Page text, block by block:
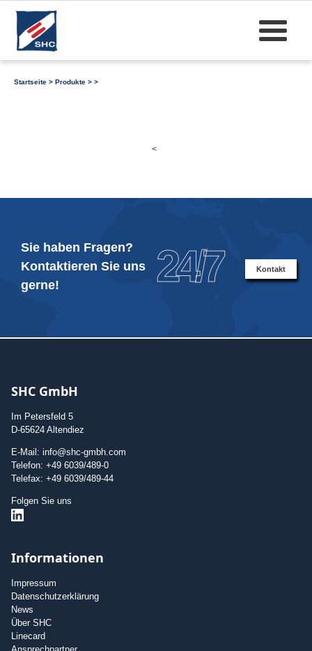
Startseite > Produkte > >
<
Sie haben Fragen?
Kontaktieren Sie uns
gerne!
24/7 Kontakt
SHC GmbH
Im Petersfeld 5
D-65624 Altendiez
E-Mail: info@shc-gmbh.com
Telefon: +49 6039/489-0
Telefax: +49 6039/489-44
Folgen Sie uns
Informationen
Impressum
Datenschutzerklärung
News
Über SHC
Linecard